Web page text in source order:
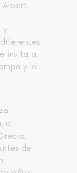
Albert
y
invita a
y la
el
de